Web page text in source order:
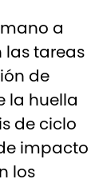
a
las tareas
de
la huella
de ciclo
impacto
los